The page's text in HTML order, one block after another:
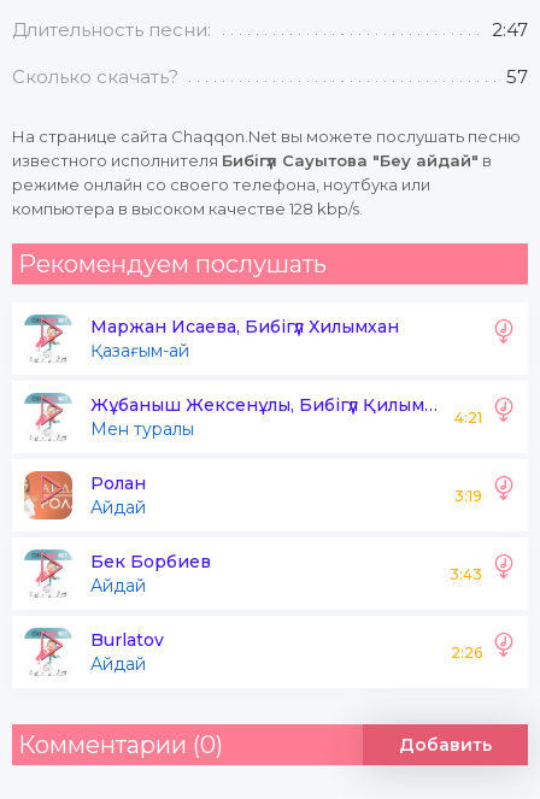
Длительность песни: 2:47
Сколько скачать? 57
На странице сайта Chaqqon.Net вы можете послушать песню
известного исполнителя Бибігүл Сауытова "Беу айдай" в
режиме онлайн со своего телефона, ноутбука или
компьютера в высоком качестве 128 kbp/s.
Рекомендуем послушать
Маржан Исаева, Бибігүл Хилымхан
Қазағым-ай
Жұбаныш Жексенұлы, Бибігүл Қилымхан
Мен туралы
4:21
Ролан
Айдай
3:19
Бек Борбиев
Айдай
3:43
Burlatov
Айдай
2:26
Комментарии (0) Добавить